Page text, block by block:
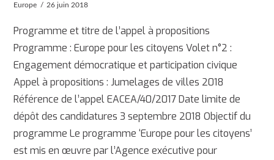
Europe
26 juin 2018
Programme et titre de l’appel à propositions
Programme : Europe pour les citoyens Volet n°2 :
Engagement démocratique et participation civique
Appel à propositions : Jumelages de villes 2018
Référence de l’appel EACEA/40/2017 Date limite de
dépôt des candidatures 3 septembre 2018 Objectif du
programme Le programme ‘Europe pour les citoyens’
est mis en œuvre par l’Agence exécutive pour